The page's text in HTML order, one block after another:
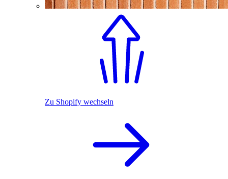
Zu Shopify wechseln